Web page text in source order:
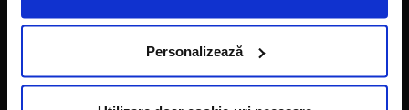
Personalizează
Franciza LaDoiPași